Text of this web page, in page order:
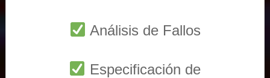
Análisis de Fallos
Especificación de